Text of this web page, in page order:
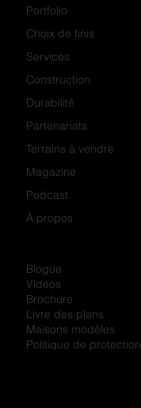
Portfolio
Choix de finis
Services
Construction
Durabilité
Partenariats
Terrains à vendre
Magazine
Podcast
À propos
Blogue
Vidéos
Brochure
Livre des plans
Maisons modèles
Politique de protection